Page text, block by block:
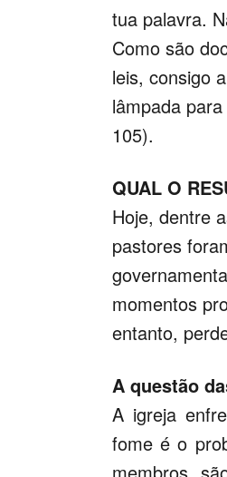
tua palavra.
Como são
leis, consigo
lâmpada
105).
QUAL O
Hoje, dentre
pastores
momentos
entanto,
A questão
A igreja
fome é o